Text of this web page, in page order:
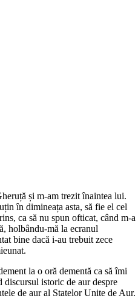
și m-am trezit înaintea lui.
în dimineața asta, să fie el cel
ca să nu spun ofticat, când m-a
holbându-mă la ecranul
bine dacă i-au trebuit zece
la o oră dementă ca să îmi
istoric de aur despre
de aur al Statelor Unite de Aur.